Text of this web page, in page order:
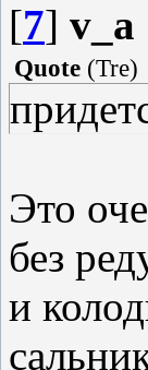
[7] v_a
Quote (Tre)
Это
без
и